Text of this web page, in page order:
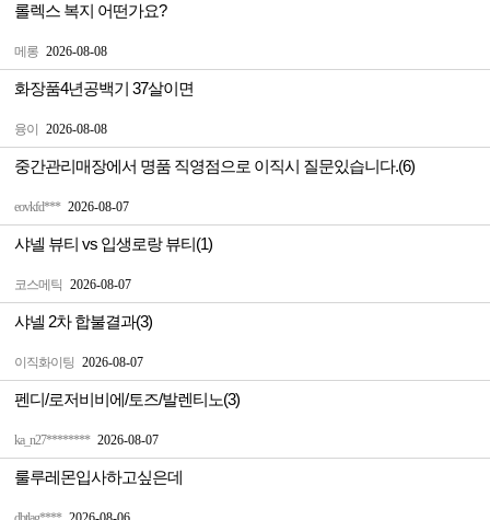
메롱 2026-08-08
롤렉스 복지 어떤가요?
융이 2026-08-08
화장품4년공백기 37살이면
eovkfd*** 2026-08-07
중간관리매장에서 명품 직영점으로 이직시 질문있습니다.(6)
코스메틱 2026-08-07
샤넬 뷰티 vs 입생로랑 뷰티(1)
이직화이팅 2026-08-07
샤넬 2차 합불결과(3)
ka_n27******** 2026-08-07
펜디/로저비비에/토즈/발렌티노(3)
룰루레몬입사하고싶은데